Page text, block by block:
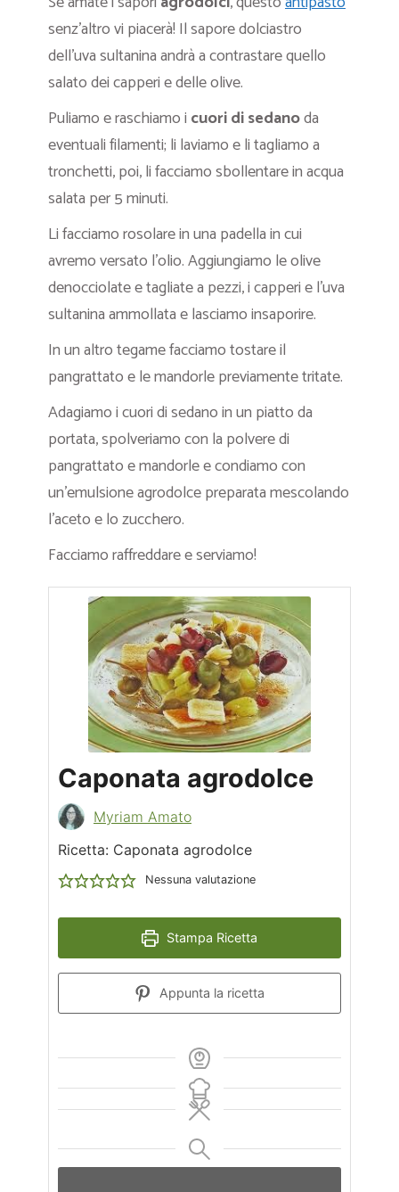
senz’altro vi piacerà! Il sapore dolciastro
dell’uva sultanina andrà a contrastare quello
salato dei capperi e delle olive.
Puliamo e raschiamo i cuori di sedanoda
eventuali filamenti; li laviamo e li tagliamo a
tronchetti, poi, li facciamo sbollentare in acqua
salata per 5 minuti.
Li facciamo rosolare in una padella in cui
avremo versato l’olio. Aggiungiamo le olive
denocciolate e tagliate a pezzi, i capperi e l’uva
sultanina ammollata e lasciamo insaporire.
In un altro tegame facciamo tostare il
pangrattato e le mandorle previamente tritate.
Adagiamo i cuori di sedano in un piatto da
portata, spolveriamo con la polvere di
pangrattato e mandorle e condiamo con
un’emulsione agrodolce preparata mescolando
l’aceto e lo zucchero.
Facciamo raffreddare e serviamo!
Caponata agrodolce
Myriam Amato
Ricetta: Caponata agrodolce
Nessuna valutazione
Stampa Ricetta
Appunta la ricetta